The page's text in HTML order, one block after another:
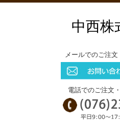
中西株
メールでのご注
電話でのご注文